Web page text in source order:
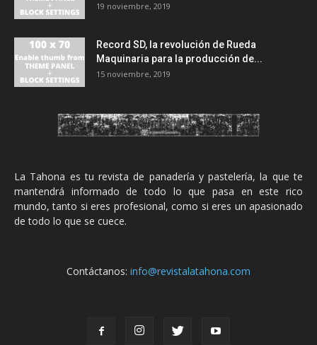
19 noviembre, 2019
Record SD, la revolución de Rueda
Maquinaria para la producción de...
15 noviembre, 2019
La Tahona es tu revista de panadería y pastelería, la que te
mantendrá informado de todo lo que pasa en este rico
mundo, tanto si eres profesional, como si eres un apasionado
de todo lo que se cuece.
Contáctanos: info@revistalatahona.com